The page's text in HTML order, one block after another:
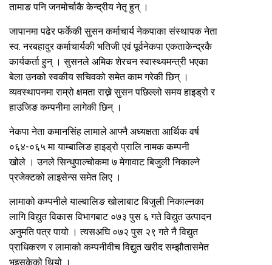
तामाङ पनि जनमोर्चाकै केन्द्रीय नेतृ हुन् ।
जापानमा पढेर फर्केकी सुसन कर्माचार्य नेकपाका संस्थापक नेता
स्व. नरबहादुर कर्माचार्यकी भतिजी एवं पूर्वनेकपा एकताकेन्द्रकै
कार्यकर्ता हुन् । सुसनले अमिक शेरचन स्वास्थ्यमन्त्री भएका
बेला उनको स्वकीय सचिवको समेत काम गरेकी छिन् ।
व्यवस्थापनमा राम्रो क्षमता राख्ने सुसन पछिल्लो समय हाइड्रो र
हाउजिङ कम्पनीमा लागेकी छिन् ।
नेकपा नेता कमानसिंह लामाले आफ्नै अध्यक्षता आर्थिक वर्ष
०६४-०६५ मा याम्बालिङ हाइड्रो प्रालि नामक कम्पनी
खोले । उनले सिन्धुपाल्चोकमा ७ मेगावाट बिजुली निकाल्ने
प्रजेक्टको लाइसेन्स समेत लिए ।
लामाको कम्पनीले याल्बालिङ खोलाबाट बिजुली निकाल्नका
लागि विद्युत विकास विभागबाट ०७३ पुस ६ गते विद्युत उत्पादन
अनुमति पत्र पायो । त्यसअघि ०७२ पुस २९ गते नै विद्युत
प्राधिकरण र लामाको कम्पनीवीच विद्युत खरीद सम्झौतासमेत
भइसकेको थियो ।